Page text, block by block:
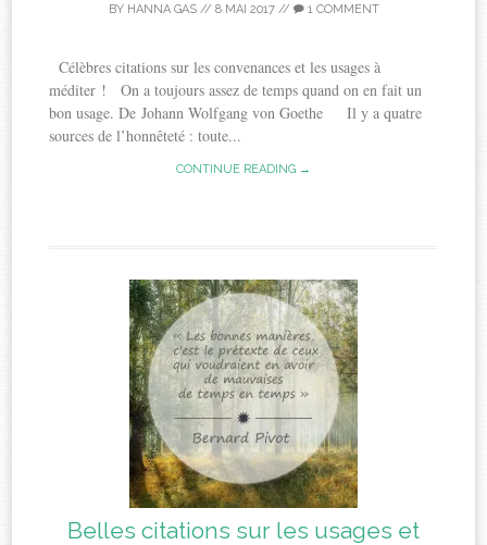
BY HANNA GAS// 8 MAI 2017// 1 COMMENT
Célèbres citations sur les convenances et les usages à
méditer ! On a toujours assez de temps quand on en fait un
bon usage. De Johann Wolfgang von Goethe Il y a quatre
sources de l’honnêteté : toute...
CONTINUE READING →
Belles citations sur les usages et